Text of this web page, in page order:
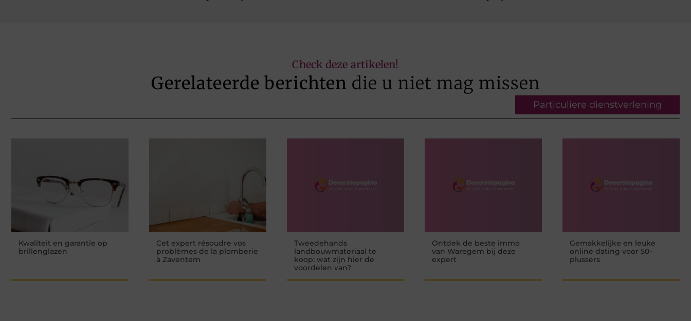
Check deze artikelen!
Gerelateerde berichten die u niet mag missen
Particuliere dienstverlening
Kwaliteit en garantie op
brillenglazen
Cet expert résoudre vos
problèmes de la plomberie
à Zaventem
Tweedehands
landbouwmateriaal te
koop: wat zijn hier de
voordelen van?
Ontdek de beste immo
van Waregem bij deze
expert
Gemakkelijke en leuke
online dating voor 50-
plussers